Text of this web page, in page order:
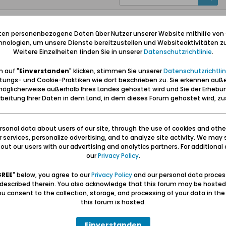
doch noch wiederaufgebaut wird. Siehe dazu den verlinkt folgenden
architektonischen Perle in Langfuhr.
wertvoller Bausubstanz im Raum Danzig nach 1945
Perle in Langfuhr berichtet, einer historischen Villa in
personenbezogene Daten über Nutzer unserer Website mithilfe von
um unsere Dienste bereitzustellen und Websiteaktivitäten
Weitere Einzelheiten finden Sie in unsererDatenschutzrichtlinie.
auf "Einverstanden" klicken, stimmen Sie unserer
und Cookie-Praktiken wie dort beschrieben zu. Sie erkennen
außerhalb Ihres Landes gehostet wird und Sie der
Ihrer Daten in dem Land, in dem dieses Forum gehostet wird,
data about users of our site, through the use of cookies and
services, personalize advertising, and to analyze site activity. We may
our users with our advertising and analytics partners. For additional
ourPrivacy Policy.
" below, you agree to ourPrivacy Policyand our personal data
therein. You also acknowledge that this forum may be
consent to the collection, storage, and processing of your data in
this forum is hosted.